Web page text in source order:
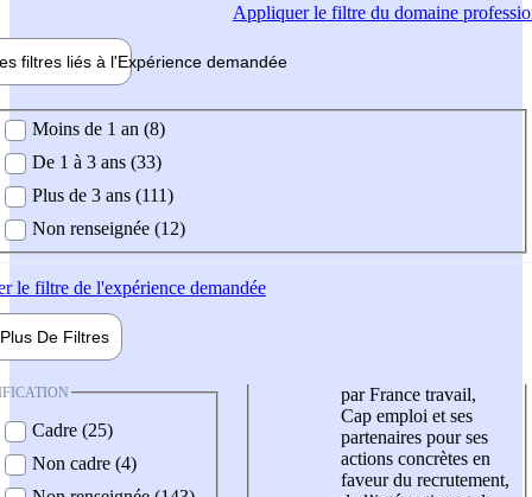
Appliquerle filtre du domaine
filtres liés à l'Expérience demandée
demandée
Moins de 1 an (8)
De 1 à 3 ans (33)
Plus de 3 ans (111)
Non renseignée (12)
le filtre de l'expérience demandée
Plus De Filtres
Cadre (25)
Non cadre (4)
par France travail,
Cap emploi et ses
partenaires pour ses
actions concrètes en
faveur du recrutement,